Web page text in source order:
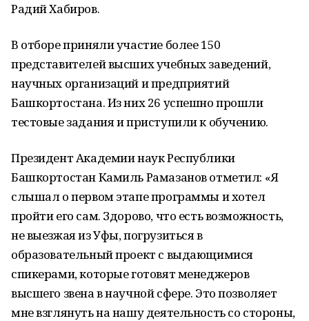
Радий Хабиров.
В отборе приняли участие более 150
представителей высших учебных заведений,
научных организаций и предприятий
Башкортостана. Из них 26 успешно прошли
тестовые задания и приступили к обучению.
Президент Академии наук Республики
Башкортостан Камиль Рамазанов отметил: «Я
слышал о первом этапе программы и хотел
пройти его сам. Здорово, что есть возможность,
не выезжая из Уфы, погрузиться в
образовательный проект с выдающимися
спикерами, которые готовят менеджеров
высшего звена в научной сфере. Это позволяет
мне взглянуть на нашу деятельность со стороны,